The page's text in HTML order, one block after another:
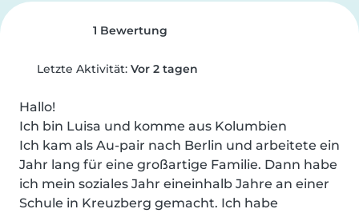
1 Bewertung
Letzte Aktivität: Vor 2 tagen
Hallo!
Ich bin Luisa und komme aus Kolumbien
Ich kam als Au-pair nach Berlin und arbeitete ein
Jahr lang für eine großartige Familie. Dann habe
ich mein soziales Jahr eineinhalb Jahre an einer
Schule in Kreuzberg gemacht. Ich habe